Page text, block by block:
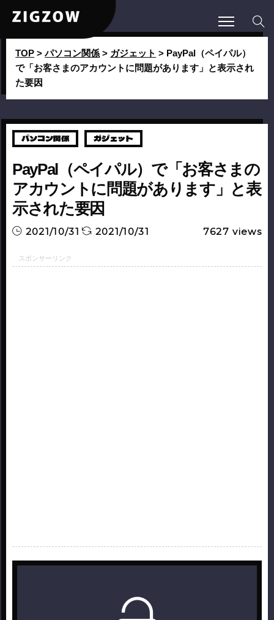
TOP >パソコン関係 > ガジェット > PayPal（ペイパル）
で「お客さまのアカウントに問題があります」と表示され
た要因
パソコン関係 ガジェット
PayPal（ペイパル）で「お客さまの
アカウントに問題があります」と表
示された要因
2021/10/31 2021/10/31 7627views